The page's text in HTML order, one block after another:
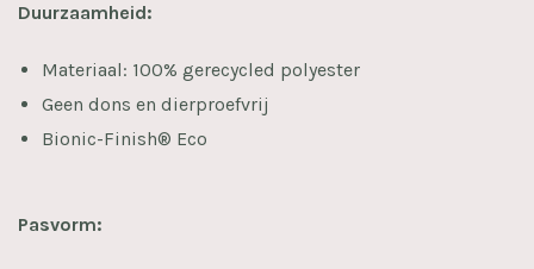
Duurzaamheid:
Materiaal: 100% gerecycled polyester
Geen dons en dierproefvrij
Bionic-Finish® Eco
Pasvorm: